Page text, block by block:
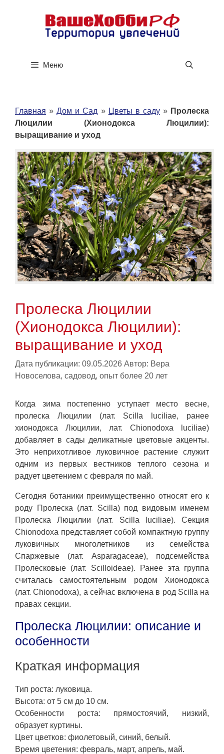
содержимому
Меню
Главная »Дом и Сад » Цветы в саду» Пролеска
Люцилии (Хионодокса Люцилии):
выращивание и уход
Пролеска Люцилии
(Хионодокса Люцилии):
выращивание и уход
Дата публикации: 09.05.2026 Автор: Вера
Новоселова, садовод, опыт более 20 лет
Когда зима постепенно уступает место весне,
пролеска Люцилии (лат. Scilla luciliae, ранее
хионодокса Люцилии, лат. Chionodoxa luciliae)
добавляет в сады деликатные цветовые акценты.
Это неприхотливое луковичное растение служит
одним из первых вестников теплого сезона и
радует цветением с февраля по май.
Сегодня ботаники преимущественно относят его к
роду Пролеска (лат. Scilla) под видовым именем
Пролеска Люцилии (лат. Scilla luciliae). Секция
Chionodoxa представляет собой компактную группу
луковичных многолетников из семейства
Спаржевые (лат. Asparagaceae), подсемейства
Пролесковые (лат. Scilloideae). Ранее эта группа
считалась самостоятельным родом Хионодокса
(лат. Chionodoxa), а сейчас включена в род Scilla на
правах секции.
Пролеска Люцилии: описание и
особенности
Краткая информация
Тип роста: луковица.
Высота: от 5 см до 10 см.
Особенности роста: прямостоячий, низкий,
образует куртины.
Цвет цветков: фиолетовый, синий, белый.
Время цветения: февраль, март, апрель, май.